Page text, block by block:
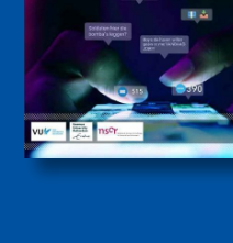
2026
Politiekunde
Politiekunde